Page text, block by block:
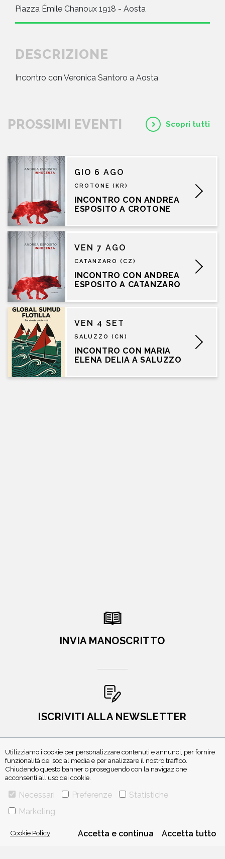
Piazza Émile Chanoux 1918 - Aosta
DESCRIZIONE
Incontro con Veronica Santoro a Aosta
PROSSIMI EVENTI Scopri tutti
GIO 6 AGO
CROTONE (KR)
INCONTRO CON ANDREA
ESPOSITO A CROTONE
VEN 7 AGO
CATANZARO (CZ)
INCONTRO CON ANDREA
ESPOSITO A CATANZARO
VEN 4 SET
SALUZZO (CN)
INCONTRO CON MARIA
ELENA DELIA A SALUZZO
Utilizziamo i cookie per personalizzare contenuti e annunci, per fornire
funzionalità dei social media e per analizzare il nostro traffico.
Chiudendo questo banner o proseguendo con la navigazione
acconsenti all'uso dei cookie.
Necessari Preferenze
Statistiche
Marketing
Cookie Policy Accetta e continua Accetta tutto
INVIA MANOSCRITTO
ISCRIVITI ALLA NEWSLETTER
TELEFONO0234597626- FAX0234597206